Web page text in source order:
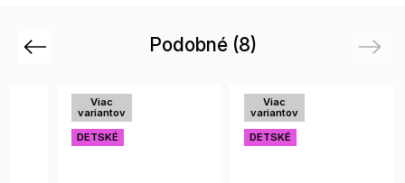
Podobné (8)
Previous
Viac
variantov
DETSKÉ
Viac
variantov
DETSKÉ
Next